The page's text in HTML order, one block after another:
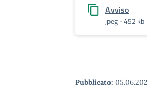
Avviso
jpeg - 452 kb
Pubblicato: